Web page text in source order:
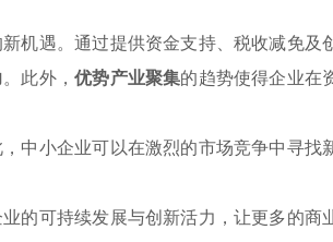
机遇。通过提供资金支持、税收减免及
。此外，优势产业聚集的趋势使得企业在
中小企业可以在激烈的市场竞争中寻找
的可持续发展与创新活力，让更多的商